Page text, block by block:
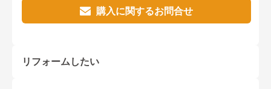
購入に関するお問合せ
リフォームしたい